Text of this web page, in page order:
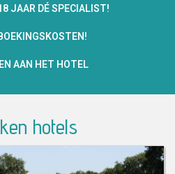
JAAR DÉ SPECIALIST!
AAN HET HOTEL
hotels